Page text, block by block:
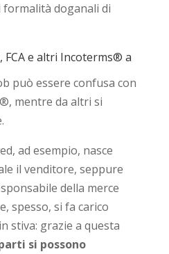
doganali di
FCA e altri Incoterms® a
può essere confusa con
mentre da altri si
ad esempio, nasce
il venditore, seppure
della merce
spesso, si fa carico
stiva: grazie a questa
si possono